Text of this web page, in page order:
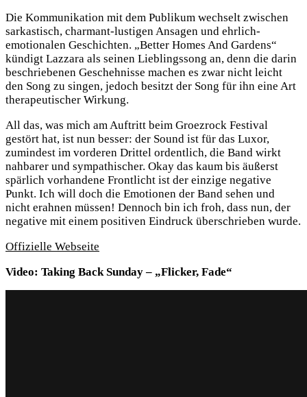
Die Kommunikation mit dem Publikum wechselt zwischen
sarkastisch, charmant-lustigen Ansagen und ehrlich-
emotionalen Geschichten. „Better Homes And Gardens“
kündigt Lazzara als seinen Lieblingssong an, denn die darin
beschriebenen Geschehnisse machen es zwar nicht leicht
den Song zu singen, jedoch besitzt der Song für ihn eine Art
therapeutischer Wirkung.
All das, was mich am Auftritt beim Groezrock Festival
gestört hat, ist nun besser: der Sound ist für das Luxor,
zumindest im vorderen Drittel ordentlich, die Band wirkt
nahbarer und sympathischer. Okay das kaum bis äußerst
spärlich vorhandene Frontlicht ist der einzige negative
Punkt. Ich will doch die Emotionen der Band sehen und
nicht erahnen müssen! Dennoch bin ich froh, dass nun, der
negative mit einem positiven Eindruck überschrieben wurde.
Offizielle Webseite
Video: Taking Back Sunday – „Flicker, Fade“